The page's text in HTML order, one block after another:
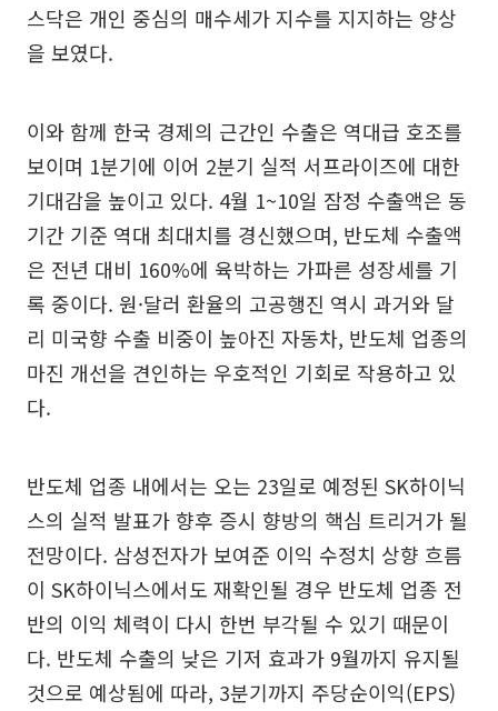
스닥은 개인 중심의 매수세가 지수를 지지하는 양상
을 보였다.
이와 함께 한국 경제의 근간인 수출은 역대급 호조를
보이며 1분기에 이어 2분기 실적 서프라이즈에 대한
기대감을 높이고 있다. 4월 1~10일 잠정 수출액은 동
기간 기준 역대 최대치를 경신했으며, 반도체 수출액
은 전년 대비 160%에 육박하는 가파른 성장세를 기
록 중이다. 원·달러 환율의 고공행진 역시 과거와 달
리 미국향 수출 비중이 높아진 자동차, 반도체 업종의
마진 개선을 견인하는 우호적인 기회로 작용하고 있
다.
반도체 업종 내에서는 오는 23일로 예정된 SK하이닉
스의 실적 발표가 향후 증시 향방의 핵심 트리거가 될
전망이다. 삼성전자가 보여준 이익 수정치 상향 흐름
이 SK하이닉스에서도 재확인될 경우 반도체 업종 전
반의 이익 체력이 다시 한번 부각될 수 있기 때문이
다. 반도체 수출의 낮은 기저 효과가 9월까지 유지될
것으로 예상됨에 따라, 3분기까지 주당순이익(EPS)